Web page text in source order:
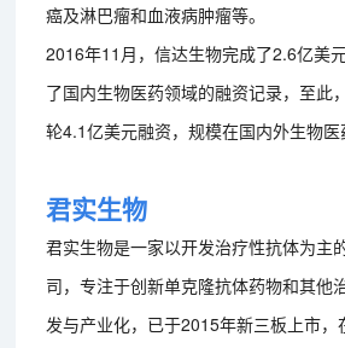
癌及淋巴瘤和血液病肿瘤等。
2016年11月，信达生物完成了2.6亿美
了国内生物医药领域的融资记录，至此
轮4.1亿美元融资，规模在国内外生物医
君实生物
君实生物是一家以开发治疗性抗体为主
司，专注于创新单克隆抗体药物和其他
发与产业化，已于2015年新三板上市